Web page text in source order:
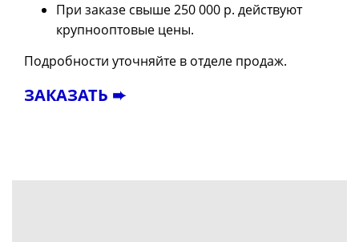
При заказе свыше 250 000 р. действуют
крупнооптовые цены.
Подробности уточняйте в отделе продаж.
ЗАКАЗАТЬ ➨